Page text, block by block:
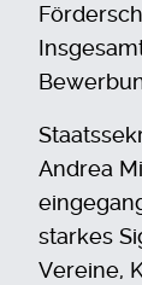
Andrea
starkes
Vereine,